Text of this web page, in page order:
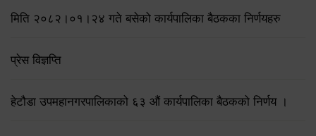
मिति २०८२।०१।२४ गते बसेको कार्यपालिका बैठकका निर्णयहरु
प्रेस विज्ञप्ति
हेटौडा उपमहानगरपालिकाको ६३ औं कार्यपालिका बैठकको निर्णय ।